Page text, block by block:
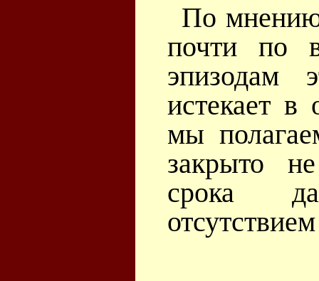
По мнению
почти по
эпизодам
истекает в
мы
закрыто
срока